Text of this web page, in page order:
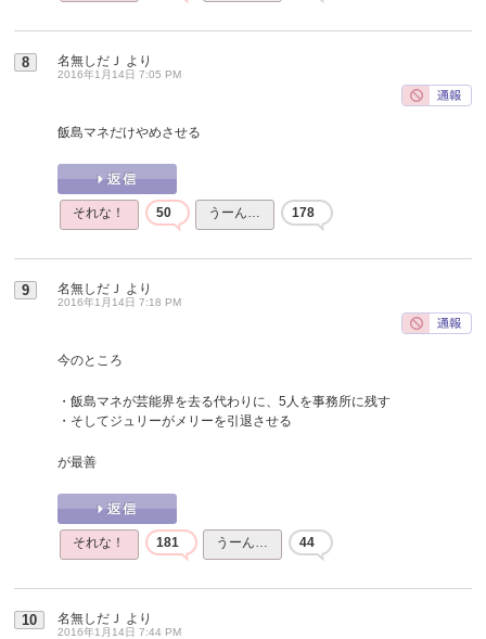
8 名無しだＪ より
2016年1月14日 7:05 PM
飯島マネだけやめさせる
それな！ 50 うーん… 178
9 名無しだＪ より
2016年1月14日 7:18 PM
今のところ
・飯島マネが芸能界を去る代わりに、5人を事務所に残す
・そしてジュリーがメリーを引退させる
が最善
それな！ 181 うーん… 44
10 名無しだＪ より
2016年1月14日 7:44 PM